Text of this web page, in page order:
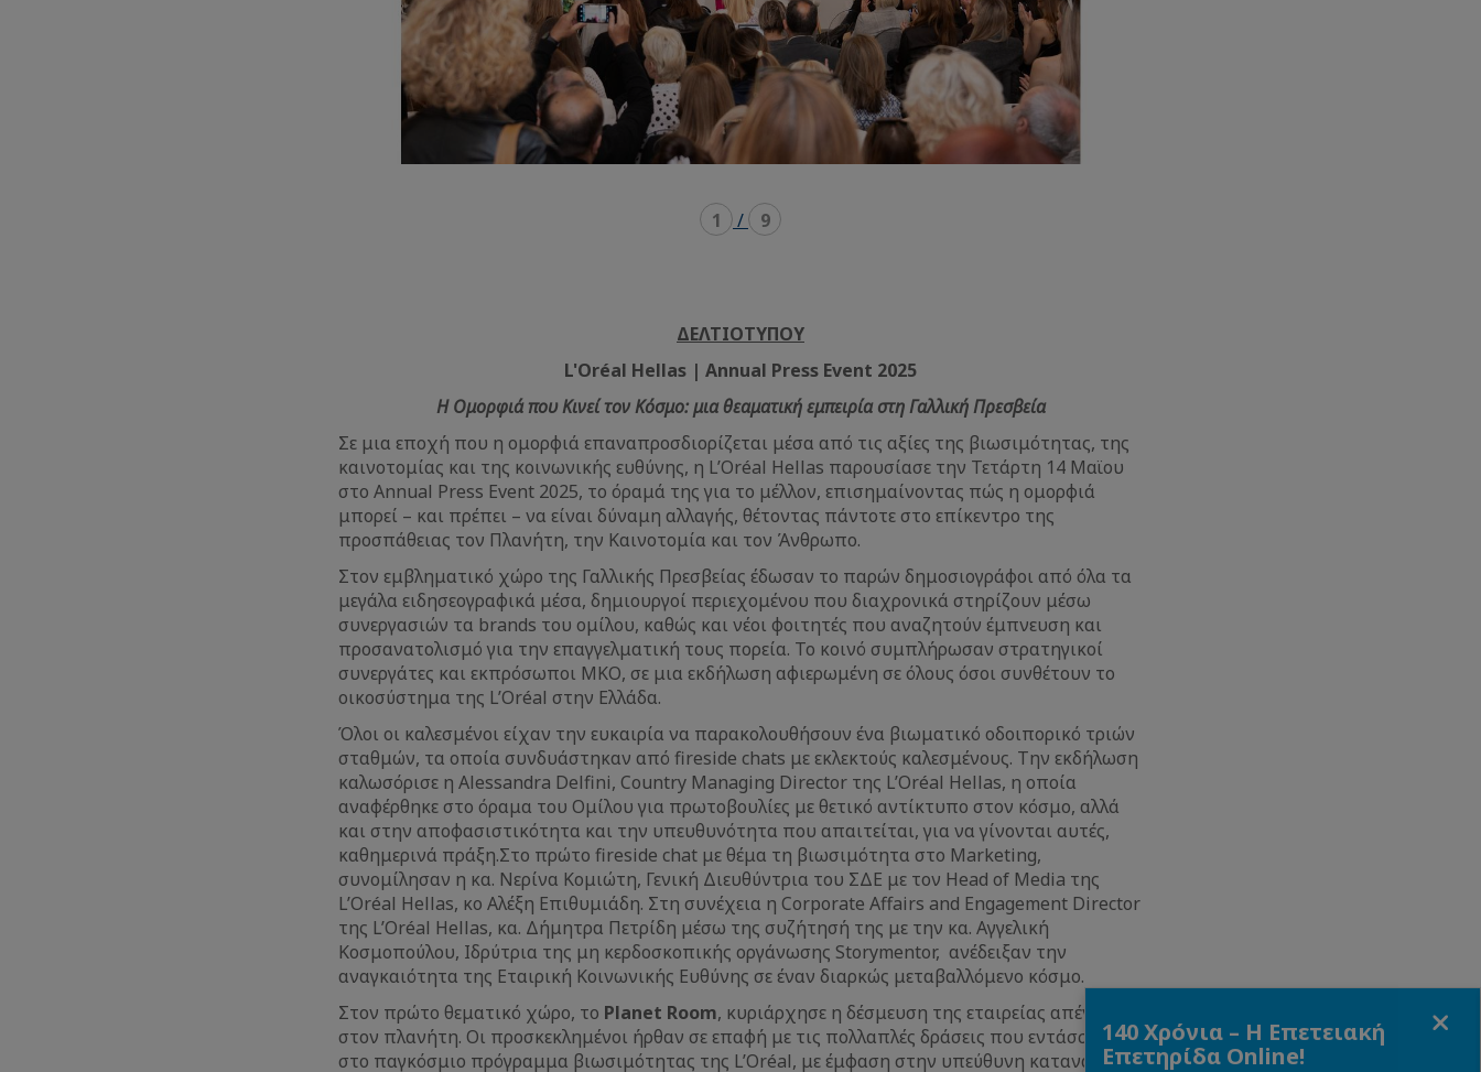
1 / 9
ΔΕΛΤΙΟΤΥΠΟΥ
L'Oréal Hellas | Annual Press Event 2025
Η Ομορφιά που Κινεί τον Κόσμο: μια θεαματική εμπειρία στη Γαλλική Πρεσβεία
Σε μια εποχή που η ομορφιά επαναπροσδιορίζεται μέσα από τις αξίες της βιωσιμότητας, της
καινοτομίας και της κοινωνικής ευθύνης, η L’Oréal Hellas παρουσίασε την Τετάρτη 14 Μαϊου
στο Annual Press Event 2025, το όραμά της για το μέλλον, επισημαίνοντας πώς η ομορφιά
μπορεί – και πρέπει – να είναι δύναμη αλλαγής, θέτοντας πάντοτε στο επίκεντρο της
προσπάθειας τον Πλανήτη, την Καινοτομία και τον Άνθρωπο.
Στον εμβληματικό χώρο της Γαλλικής Πρεσβείας έδωσαν το παρών δημοσιογράφοι από όλα τα
μεγάλα ειδησεογραφικά μέσα, δημιουργοί περιεχομένου που διαχρονικά στηρίζουν μέσω
συνεργασιών τα brands του ομίλου, καθώς και νέοι φοιτητές που αναζητούν έμπνευση και
προσανατολισμό για την επαγγελματική τους πορεία. Το κοινό συμπλήρωσαν στρατηγικοί
συνεργάτες και εκπρόσωποι ΜΚΟ, σε μια εκδήλωση αφιερωμένη σε όλους όσοι συνθέτουν το
οικοσύστημα της L’Oréal στην Ελλάδα.
Όλοι οι καλεσμένοι είχαν την ευκαιρία να παρακολουθήσουν ένα βιωματικό οδοιπορικό τριών
σταθμών, τα οποία συνδυάστηκαν από fireside chats με εκλεκτούς καλεσμένους. Την εκδήλωση
καλωσόρισε η Alessandra Delfini, Country Managing Director της L’Oréal Hellas, η οποία
αναφέρθηκε στο όραμα του Ομίλου για πρωτοβουλίες με θετικό αντίκτυπο στον κόσμο, αλλά
και στην αποφασιστικότητα και την υπευθυνότητα που απαιτείται, για να γίνονται αυτές,
καθημερινά πράξη.Στο πρώτο fireside chat με θέμα τη βιωσιμότητα στο Μarketing,
συνομίλησαν η κα. Νερίνα Κομιώτη, Γενική Διευθύντρια του ΣΔΕ με τον Head of Media της
L’Oréal Hellas, κο Αλέξη Επιθυμιάδη. Στη συνέχεια η Corporate Affairs and Engagement Director
της L’Oréal Hellas, κα. Δήμητρα Πετρίδη μέσω της συζήτησή της με την κα. Αγγελική
Κοσμοπούλου, Ιδρύτρια της μη κερδοσκοπικής οργάνωσης Storymentor, ανέδειξαν την
αναγκαιότητα της Εταιρική Κοινωνικής Ευθύνης σε έναν διαρκώς μεταβαλλόμενο κόσμο.
Στον πρώτο θεματικό χώρο, το Planet Room, κυριάρχησε η δέσμευση της εταιρείας απέναντι
στον πλανήτη. Οι προσκεκλημένοι ήρθαν σε επαφή με τις πολλαπλές δράσεις που εντάσσονται
στο παγκόσμιο πρόγραμμα βιωσιμότητας της L’Oréal, με έμφαση στην υπεύθυνη κατανάλωση
140 Χρόνια – Η Επετειακή
Επετηρίδα Online!